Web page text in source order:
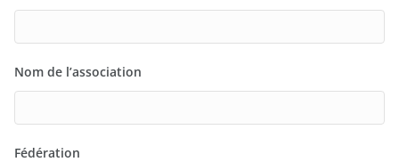
Nom de l’association
Fédération